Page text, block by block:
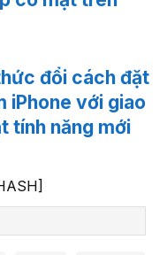
đổi cách đặt
iPhone với giao
tính năng mới